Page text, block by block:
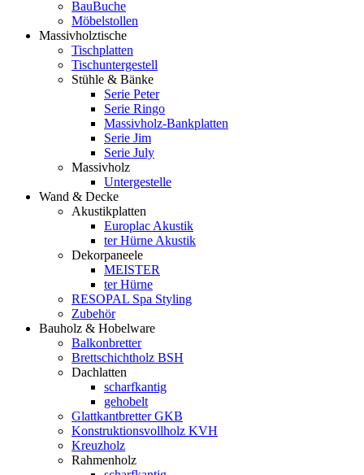
BauBuche
Möbelstollen
Massivholztische
Tischplatten
Tischuntergestell
Stühle & Bänke
Serie Peter
Serie Ringo
Massivholz-Bankplatten
Serie Jim
Serie July
Massivholz
Untergestelle
Wand & Decke
Akustikplatten
Europlac Akustik
ter Hürne Akustik
Dekorpaneele
MEISTER
ter Hürne
RESOPAL Spa Styling
Zubehör
Bauholz & Hobelware
Balkonbretter
Brettschichtholz BSH
Dachlatten
scharfkantig
gehobelt
Glattkantbretter GKB
Konstruktionsvollholz KVH
Kreuzholz
Rahmenholz